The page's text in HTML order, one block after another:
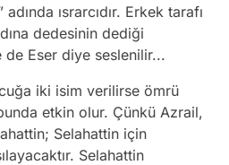
ısrarcıdır. Erkek tarafı
dedesinin dediği
de Eser diye seslenilir...
iki isim verilirse ömrü
etkin olur. Çünkü Azrail,
Selahattin için
Selahattin